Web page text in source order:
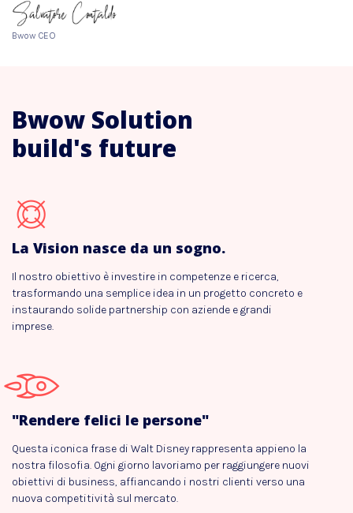
Bwow CEO
Bwow Solution
build's future
La Vision nasce da un sogno.
Il nostro obiettivo è investire in competenze e ricerca,
trasformando una semplice idea in un progetto concreto e
instaurando solide partnership con aziende e grandi
imprese.
"Rendere felici le persone"
Questa iconica frase di Walt Disney rappresenta appieno la
nostra filosofia. Ogni giorno lavoriamo per raggiungere nuovi
obiettivi di business, affiancando i nostri clienti verso una
nuova competitività sul mercato.